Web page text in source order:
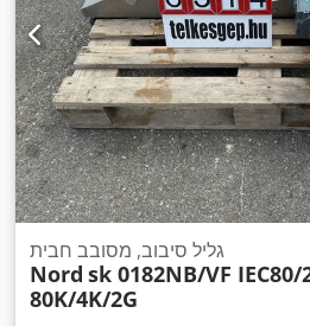
גליל סיבוב, מסובב חבית
Nord sk 0182NB/VF IEC80/
80K/4K/2G